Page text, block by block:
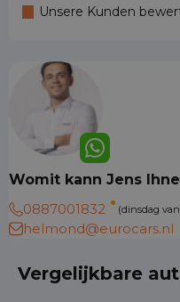
Unsere Kunden
Womit kann Jens
0887001832
(dinsdag
helmond@eurocars.nl
Vergelijkbare